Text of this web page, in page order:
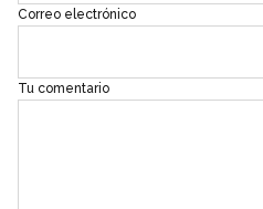
Correo electrónico
Tu comentario